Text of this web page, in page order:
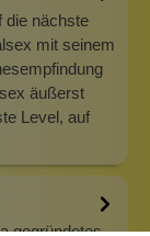
die nächste
mit seinem
äußerst
Level, auf
gegründetes